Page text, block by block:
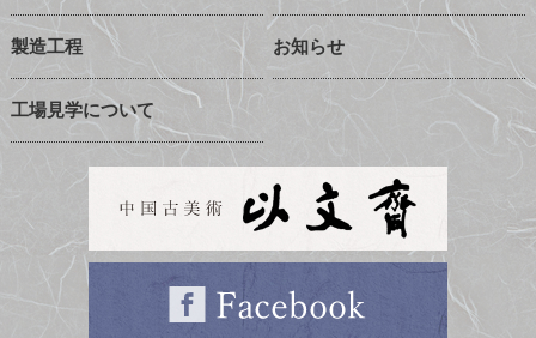
製造工程
工場見学について
お知らせ